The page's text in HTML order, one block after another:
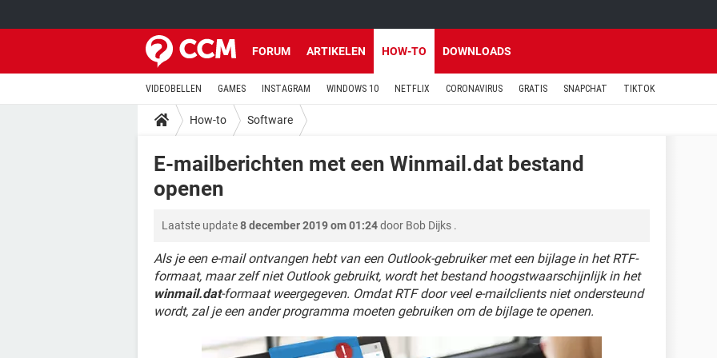
FORUM ARTIKELEN HOW-TO DOWNLOADS
VIDEOBELLEN GAMES INSTAGRAM WINDOWS 10 NETFLIX CORONAVIRUS GRATIS SNAPCHAT TIKTOK
How-to Software
E-mailberichten met een Winmail.dat bestand
openen
Laatste update8 december 2019 om 01:24door Bob Dijks .
Als je een e-mail ontvangen hebt van een Outlook-gebruiker met een bijlage in het RTF-
formaat, maar zelf niet Outlook gebruikt, wordt het bestand hoogstwaarschijnlijk in het
winmail.dat-formaat weergegeven. Omdat RTF door veel e-mailclients niet ondersteund
wordt, zal je een ander programma moeten gebruiken om de bijlage te openen.